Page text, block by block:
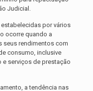
Judicial.
por vários
ocorre quando a
seus rendimentos com
consumo, inclusive
serviços de prestação
a tendência nas